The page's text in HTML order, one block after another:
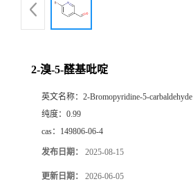
2-溴-5-醛基吡啶
英文名称： 2-Bromopyridine-5-carbaldehyde
纯度： 0.99
cas： 149806-06-4
发布日期： 2025-08-15
更新日期： 2026-06-05